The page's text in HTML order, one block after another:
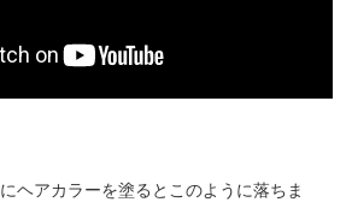
ヘアカラーを塗るとこのように落ちま